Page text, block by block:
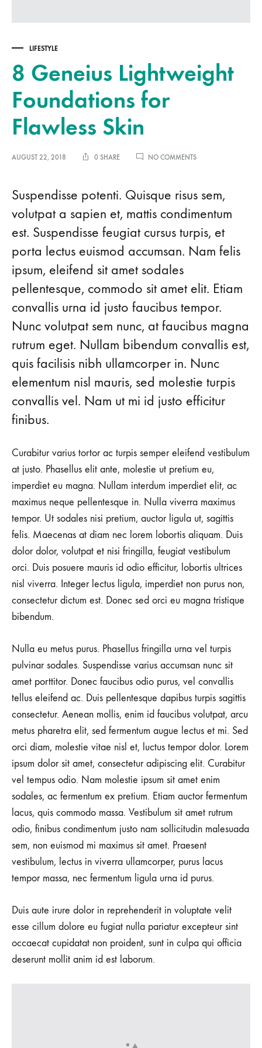
LIFESTYLE
8 Geneius Lightweight
Foundations for
Flawless Skin
AUGUST 22, 2018 0 SHARE NO COMMENTSON
FOUNDATIONS
FLAWLESS
SKIN
Suspendisse potenti. Quisque risus sem,
volutpat a sapien et, mattis condimentum
est. Suspendisse feugiat cursus turpis, et
porta lectus euismod accumsan. Nam felis
ipsum, eleifend sit amet sodales
pellentesque, commodo sit amet elit. Etiam
convallis urna id justo faucibus tempor.
Nunc volutpat sem nunc, at faucibus magna
rutrum eget. Nullam bibendum convallis est,
quis facilisis nibh ullamcorper in. Nunc
elementum nisl mauris, sed molestie turpis
convallis vel. Nam ut mi id justo efficitur
finibus.
Curabitur varius tortor ac turpis semper eleifend vestibulum
at justo. Phasellus elit ante, molestie ut pretium eu,
imperdiet eu magna. Nullam interdum imperdiet elit, ac
maximus neque pellentesque in. Nulla viverra maximus
tempor. Ut sodales nisi pretium, auctor ligula ut, sagittis
felis. Maecenas at diam nec lorem lobortis aliquam. Duis
dolor dolor, volutpat et nisi fringilla, feugiat vestibulum
orci. Duis posuere mauris id odio efficitur, lobortis ultrices
nisl viverra. Integer lectus ligula, imperdiet non purus non,
consectetur dictum est. Donec sed orci eu magna tristique
bibendum.
Nulla eu metus purus. Phasellus fringilla urna vel turpis
pulvinar sodales. Suspendisse varius accumsan nunc sit
amet porttitor. Donec faucibus odio purus, vel convallis
tellus eleifend ac. Duis pellentesque dapibus turpis sagittis
consectetur. Aenean mollis, enim id faucibus volutpat, arcu
metus pharetra elit, sed fermentum augue lectus et mi. Sed
orci diam, molestie vitae nisl et, luctus tempor dolor. Lorem
ipsum dolor sit amet, consectetur adipiscing elit. Curabitur
vel tempus odio. Nam molestie ipsum sit amet enim
sodales, ac fermentum ex pretium. Etiam auctor fermentum
lacus, quis commodo massa. Vestibulum sit amet rutrum
odio, finibus condimentum justo nam sollicitudin malesuada
sem, non euismod mi maximus sit amet. Praesent
vestibulum, lectus in viverra ullamcorper, purus lacus
tempor massa, nec fermentum ligula urna id purus.
Duis aute irure dolor in reprehenderit in voluptate velit
esse cillum dolore eu fugiat nulla pariatur excepteur sint
occaecat cupidatat non proident, sunt in culpa qui officia
deserunt mollit anim id est laborum.